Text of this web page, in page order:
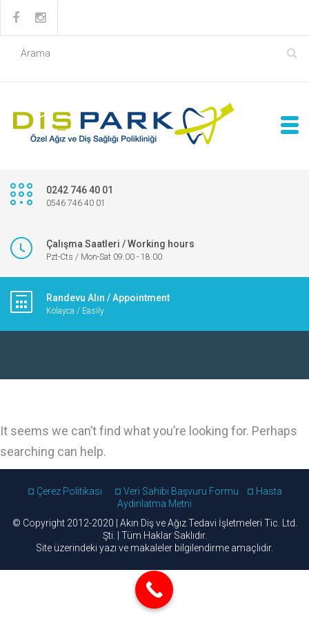
0242 746 40 01
0546 746 40 01
Çalışma Saatleri / Working hours
Pzt-Cts / Mon-Sat 09.00 - 18.00
Randevu Alın / Appointment
Kolayca / Easily
It seems we can’t find what you’re looking for. Perhaps
searching can help.
¤ Çerez Politikası ¤ Veri Sahibi Başvuru Formu
¤ Hasta
Aydınlatma Metni
© Copyright 2012-2020 | Akın Diş ve Ağız Tedavi İşletmeleri Tic. Ltd.
Şti. | Tüm Haklar Saklıdır.
Site üzerindeki yazı ve makaleler bilgilendirme amaçlıdır.